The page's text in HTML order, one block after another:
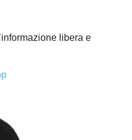
libera e